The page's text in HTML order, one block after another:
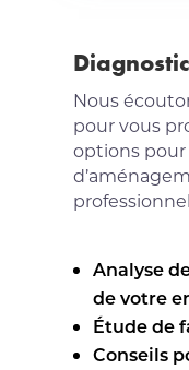
Diagnostic
Nous
pour vous
options
Analyse
de votre
Étude de
Conseils